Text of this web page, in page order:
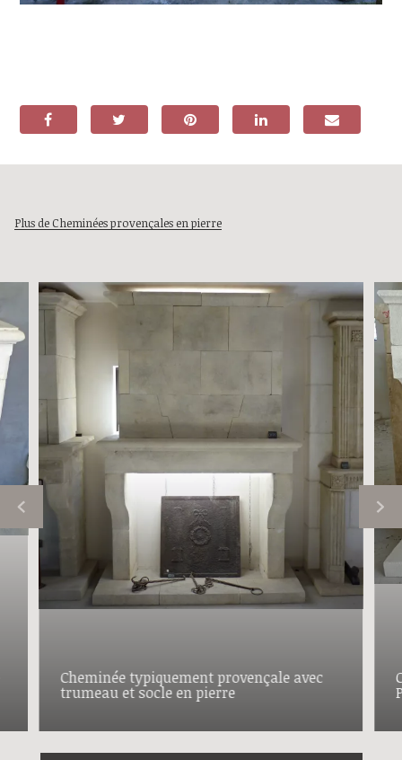
Plus de Cheminées provençales en pierre
Cheminée typiquement provençale avec
trumeau et socle en pierre